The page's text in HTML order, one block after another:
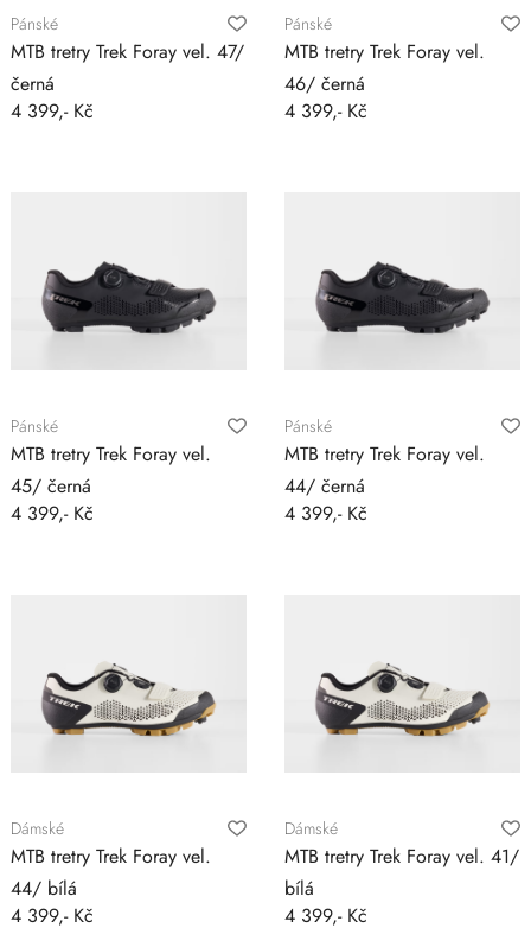
Pánské
MTB tretry Trek Foray vel. 47/
černá
4 399,- Kč
Pánské
MTB tretry Trek Foray vel.
46/ černá
4 399,- Kč
Pánské
MTB tretry Trek Foray vel.
45/ černá
4 399,- Kč
Pánské
MTB tretry Trek Foray vel.
44/ černá
4 399,- Kč
Dámské
MTB tretry Trek Foray vel.
44/ bílá
4 399,- Kč
Dámské
MTB tretry Trek Foray vel. 41/
bílá
4 399,- Kč